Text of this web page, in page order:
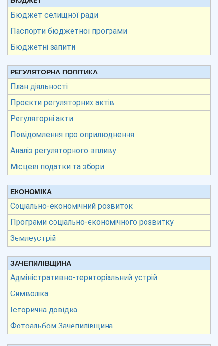
Бюджет селищної ради
Паспорти бюджетної програми
Бюджетні запити
РЕГУЛЯТОРНА ПОЛІТИКА
План діяльності
Проєкти регуляторних актів
Регуляторні акти
Повідомлення про оприлюднення
Аналіз регуляторного впливу
Місцеві податки та збори
ЕКОНОМІКА
Соціально-економічний розвиток
Програми соціально-економічного розвитку
Землеустрій
ЗАЧЕПИЛІВЩИНА
Адміністративно-територіальний устрій
Символіка
Історична довідка
Фотоальбом Зачепилівщина